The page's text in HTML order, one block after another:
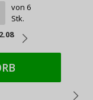
von 6
Stk.